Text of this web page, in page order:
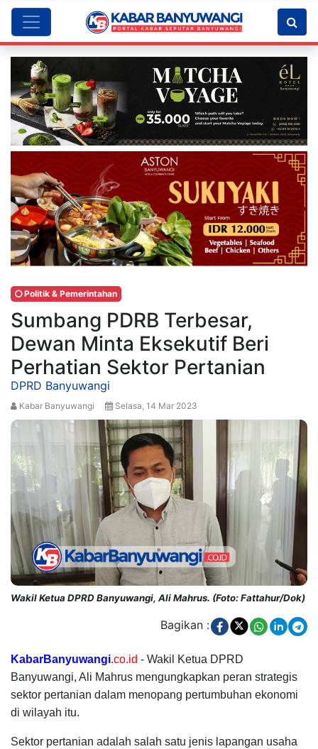
Politik & Pemerintahan
Sumbang PDRB Terbesar,
Dewan Minta Eksekutif Beri
Perhatian Sektor Pertanian
DPRD Banyuwangi
Kabar Banyuwangi Selasa, 14 Mar 2023
Wakil Ketua DPRD Banyuwangi, Ali Mahrus. (Foto: Fattahur/Dok)
Bagikan :
KabarBanyuwangi.co.id - Wakil Ketua DPRD
Banyuwangi, Ali Mahrus mengungkapkan peran strategis
sektor pertanian dalam menopang pertumbuhan ekonomi
di wilayah itu.
Sektor pertanian adalah salah satu jenis lapangan usaha